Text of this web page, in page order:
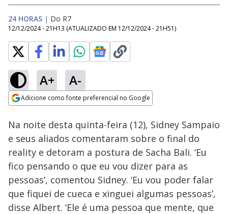
24 HORAS | Do R7
12/12/2024 - 21H13 (ATUALIZADO EM 12/12/2024 - 21H51)
A+ A-
Adicione como fonte preferencial no Google
Ativar
Loaded :
14.96%
Na noite desta quinta-feira (12), Sidney Sampaio
e seus aliados comentaram sobre o final do
reality e detoram a postura de Sacha Bali. ‘Eu
fico pensando o que eu vou dizer para as
pessoas’, comentou Sidney. ‘Eu vou poder falar
que fiquei de cueca e xinguei algumas pessoas’,
disse Albert. ‘Ele é uma pessoa que mente, que